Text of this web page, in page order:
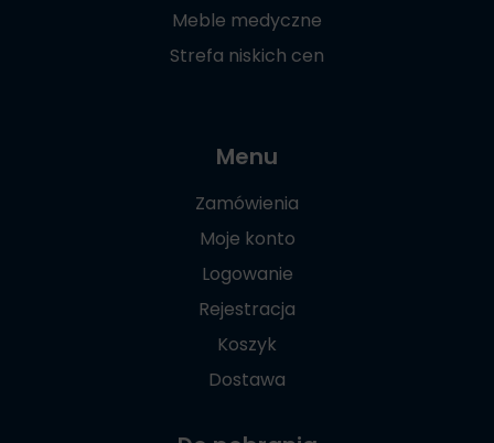
Meble medyczne
Strefa niskich cen
Menu
Zamówienia
Moje konto
Logowanie
Rejestracja
Koszyk
Dostawa